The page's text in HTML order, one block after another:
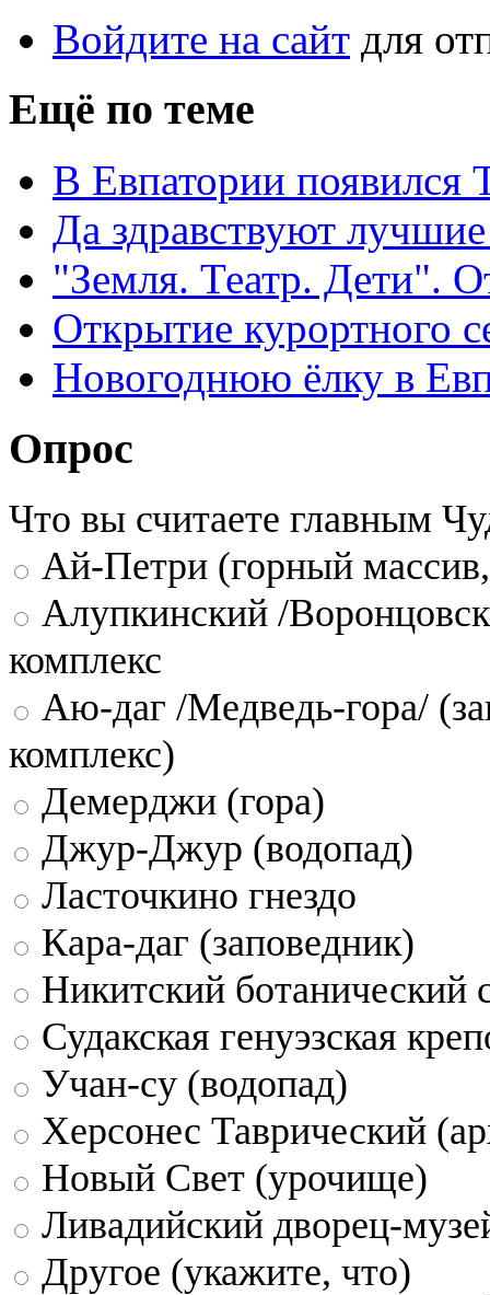
Войдите на сайт для
Ещё по теме
В Евпатории появился
Да здравствуют
"Земля. Театр. Дети".
Открытие курортного
Новогоднюю ёлку в
Опрос
Что вы считаете главным
Ай-Петри (горный
Алупкинский /
комплекс
Аю-даг /Медведь-гора/
комплекс)
Демерджи (гора)
Джур-Джур (водопад)
Ласточкино гнездо
Кара-даг (заповедник)
Никитский ботанический
Судакская генуэзская
Учан-су (водопад)
Херсонес Таврический
Новый Свет (урочище)
Ливадийский дворец-
Другое (укажите, что)